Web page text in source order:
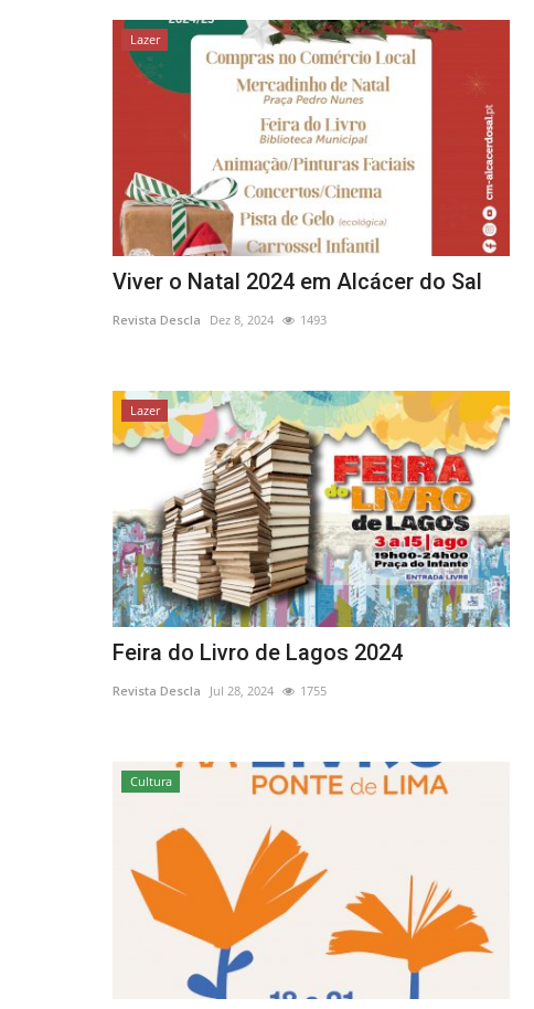
Lazer
Viver o Natal 2024 em Alcácer do Sal
Revista Descla Dez 8, 2024 1493
Lazer
Feira do Livro de Lagos 2024
Revista Descla Jul 28, 2024 1755
Cultura
Desporto
Ultra Trail Serra de Grândola
7 de novembro...
Revista Descla Out 16, 2021 4005